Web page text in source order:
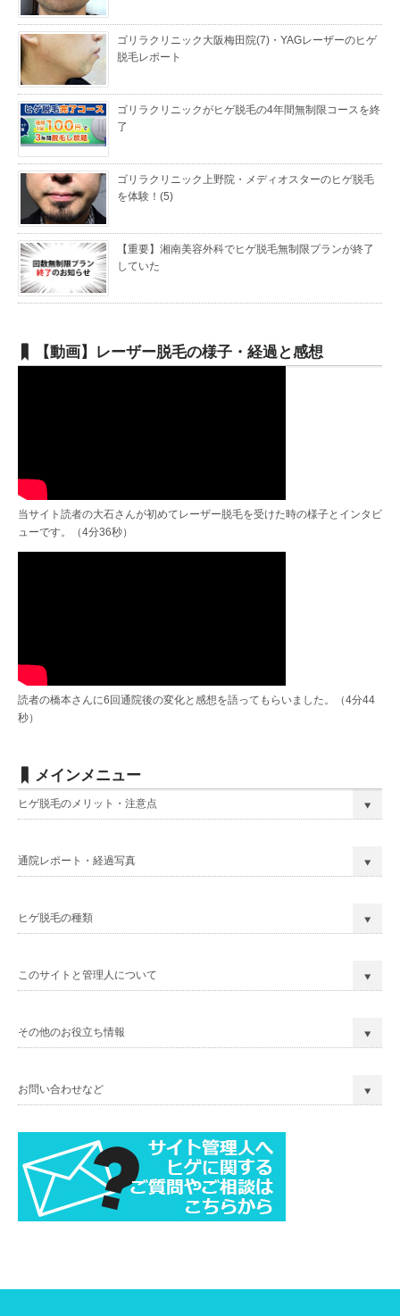
ゴリラクリニック大阪梅田院(7)・YAGレーザーのヒゲ
脱毛レポート
ゴリラクリニックがヒゲ脱毛の4年間無制限コースを終
了
ゴリラクリニック上野院・メディオスターのヒゲ脱毛
を体験！(5)
【重要】湘南美容外科でヒゲ脱毛無制限プランが終了
していた
【動画】レーザー脱毛の様子・経過と感想
当サイト読者の大石さんが初めてレーザー脱毛を受けた時の様子とインタビ
ューです。（4分36秒）
読者の橋本さんに6回通院後の変化と感想を語ってもらいました。（4分44
秒）
メインメニュー
ヒゲ脱毛のメリット・注意点
通院レポート・経過写真
ヒゲ脱毛の種類
このサイトと管理人について
その他のお役立ち情報
お問い合わせなど